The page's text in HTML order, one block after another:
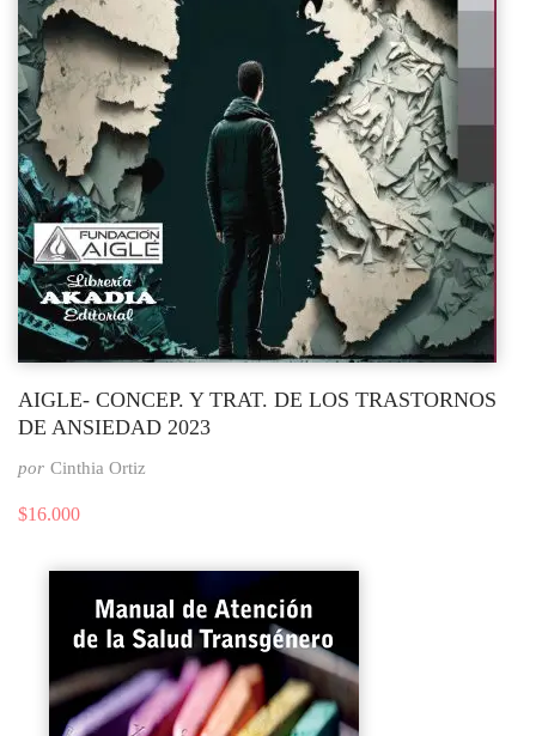
AIGLE- CONCEP. Y TRAT. DE LOS TRASTORNOS
DE ANSIEDAD 2023
por Cinthia Ortiz
$16.000